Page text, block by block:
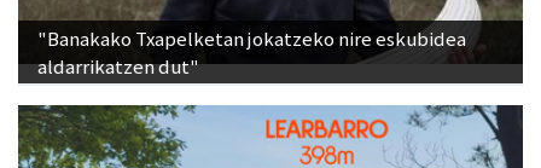
"Banakako Txapelketan jokatzeko nire eskubidea
aldarrikatzen dut"